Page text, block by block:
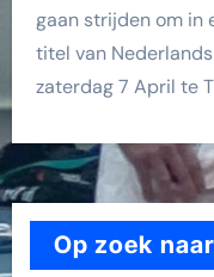
gaan strijden om in
titel van
zaterdag 7 April te
Op zoek